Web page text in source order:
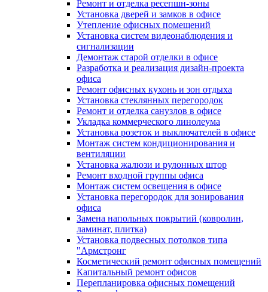
Ремонт и отделка ресепшн-зоны
Установка дверей и замков в офисе
Утепление офисных помещений
Установка систем видеонаблюдения и
сигнализации
Демонтаж старой отделки в офисе
Разработка и реализация дизайн-проекта
офиса
Ремонт офисных кухонь и зон отдыха
Установка стеклянных перегородок
Ремонт и отделка санузлов в офисе
Укладка коммерческого линолеума
Установка розеток и выключателей в офисе
Монтаж систем кондиционирования и
вентиляции
Установка жалюзи и рулонных штор
Ремонт входной группы офиса
Монтаж систем освещения в офисе
Установка перегородок для зонирования
офиса
Замена напольных покрытий (ковролин,
ламинат, плитка)
Установка подвесных потолков типа
"Армстронг
Косметический ремонт офисных помещений
Капитальный ремонт офисов
Перепланировка офисных помещений